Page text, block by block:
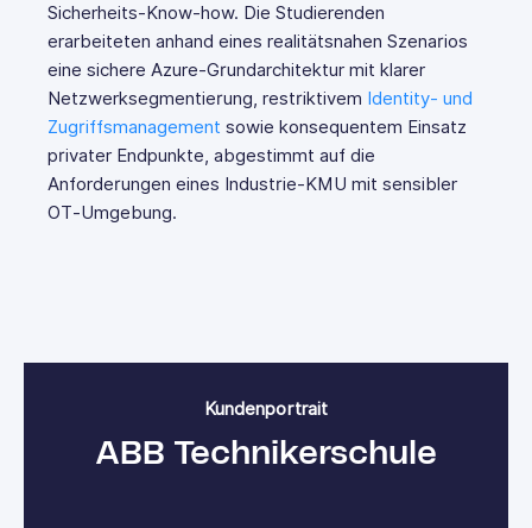
Sicherheits‑Know‑how. Die Studierenden
erarbeiteten anhand eines realitätsnahen Szenarios
eine sichere Azure‑Grundarchitektur mit klarer
Netzwerksegmentierung, restriktivem Identity‑ und
Zugriffsmanagement sowie konsequentem Einsatz
privater Endpunkte, abgestimmt auf die
Anforderungen eines Industrie‑KMU mit sensibler
OT‑Umgebung.
Kundenportrait
ABB Technikerschule